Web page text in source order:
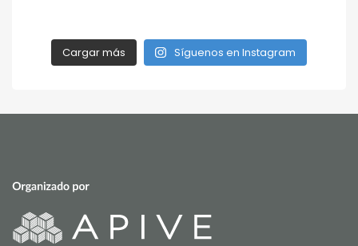
Cargar más Síguenos en Instagram